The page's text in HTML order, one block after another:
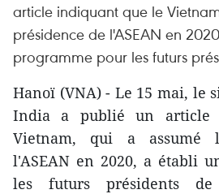
article indiquant que le
présidence de l'ASEAN en
programme pour les futurs
Hanoï (VNA) - Le 15 mai, le
India a publié un article
Vietnam, qui a assumé
l'ASEAN en 2020, a établi
les futurs présidents